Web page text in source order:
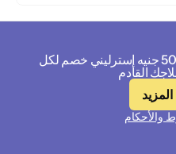
القادم
والأحكام